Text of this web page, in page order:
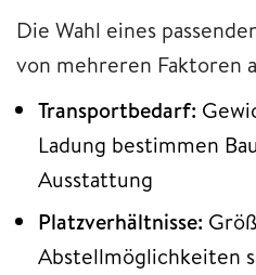
Die Wahl eines
von mehreren Faktoren
Transportbedarf:
Ladung bestimmen
Ausstattung
Platzverhältnisse:
Abstellmöglichkeiten